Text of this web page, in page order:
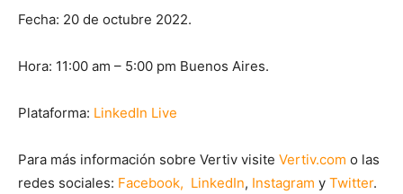
Fecha: 20 de octubre 2022.
Hora: 11:00 am – 5:00 pm Buenos Aires.
Plataforma: LinkedIn Live
Para más información sobre Vertiv visite Vertiv.com o las
redes sociales: Facebook, LinkedIn, Instagram y Twitter.